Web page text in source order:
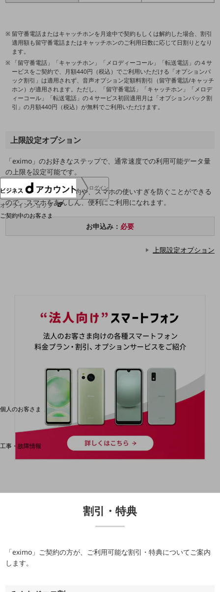
採用情報TOP
新卒採用
経験者採用
障がい者採用
人材育成制度
協賛
ログイン
オンラインショップ
ご契約中のお客さま
Web明細(ビリングステーション)
料金分析(ご利用料金管理サービス)
Web明細(My docomo)
個人のお客さま
OCNなど
工事・故障情報
留守番電話またはキャッチホンを月途中で契約もしくは解約した場合、割引
適用額も留守番電話またはキャッチホンのご利用日数に応じて日割りとなり
ます。
「留守番電話」「キャッチホン」「メロディーコール」「転送電話」の４サ
ービスをご契約で、月額440円（税込）でご利用いただける「オプションパ
ック割引」は適用されず、音声オプション定額料割引（留守番電話/キャッチ
ホン）が適用されます。ただし、「留守番電話」「キャッチホン」「メロデ
ィーコール」「転送電話」の４サービス初回適用月は「オプションパック割
引」の月額440円（税込）が無料でご利用いただけます。
上限設定オプション
「eximo」のお好きなステップで、通常速度での利用可能データ量
の上限を設定可能です。
毎月のご利用料金の節約や、スマホの使いすぎを防ぐことができる
ので、スマホをあんしん、便利にご利用になれます。
お申込み： 必要
上限設定オプション
割引・特典
「eximo」ご契約の方が、ご利用可能な割引・特典についてご案内
します。